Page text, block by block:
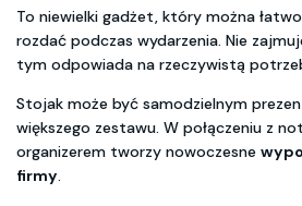
To niewielki gadżet, który można
rozdać podczas wydarzenia. Nie
tym odpowiada na rzeczywistą
Stojak może być samodzielnym
większego zestawu. W połączeniu z
organizerem tworzy nowoczesne
firmy.